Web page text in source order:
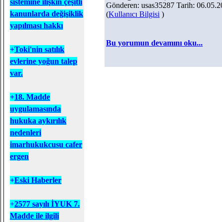
sistemine ilişkin çeşitli
kanunlarda değişiklik
yapılması hakkı
+Toki'nin satılık
evlerine yoğun talep
var.
+18. Madde
uygulamasında
hukuka aykırılık
nedenleri
imarhukukcusu cafer
ergen
+Eski Haberler
+2577 sayılı İYUK 7.
Madde ile ilgili
Gönderen: usas35287 Tarih:
(Kullanıcı Bilgisi )
Bu yorumun devamını oku...